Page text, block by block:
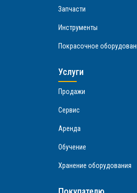
Запчасти
Инструменты
Покрасочное
Услуги
Продажи
Сервис
Аренда
Обучение
Хранение оборудования